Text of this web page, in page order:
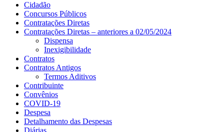
Cidadão
Concursos Públicos
Contratações Diretas
Contratações Diretas – anteriores a 02/05/2024
Dispensa
Inexigibilidade
Contratos
Contratos Antigos
Termos Aditivos
Contribuinte
Convênios
COVID-19
Despesa
Detalhamento das Despesas
Diárias